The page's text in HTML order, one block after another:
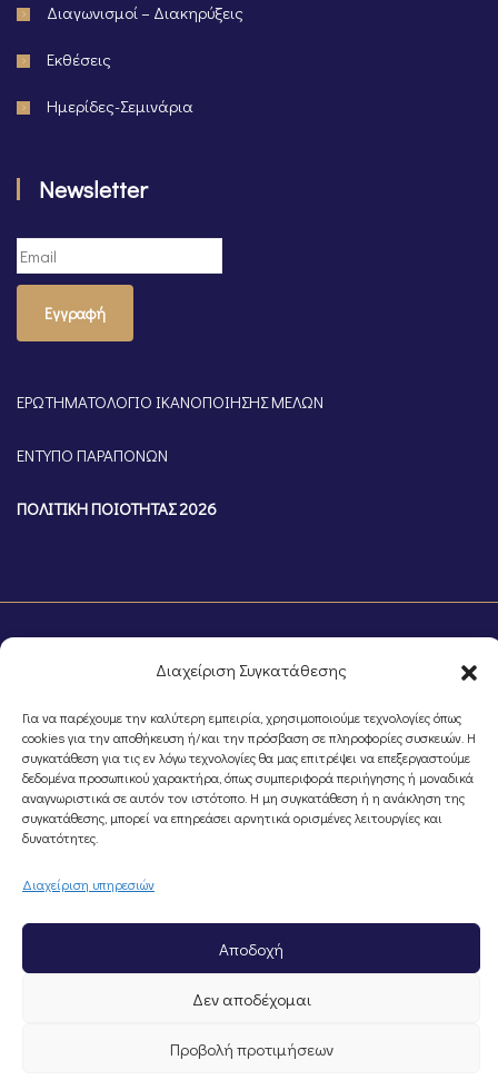
Διαχείριση Συγκατάθεσης
Για να παρέχουμε την καλύτερη εμπειρία, χρησιμοποιούμε τεχνολογίες όπως
cookies για την αποθήκευση ή/και την πρόσβαση σε πληροφορίες συσκευών. Η
συγκατάθεση για τις εν λόγω τεχνολογίες θα μας επιτρέψει να επεξεργαστούμε
δεδομένα προσωπικού χαρακτήρα, όπως συμπεριφορά περιήγησης ή μοναδικά
αναγνωριστικά σε αυτόν τον ιστότοπο. Η μη συγκατάθεση ή η ανάκληση της
συγκατάθεσης, μπορεί να επηρεάσει αρνητικά ορισμένες λειτουργίες και
δυνατότητες.
Διαχείριση υπηρεσιών
Αποδοχή
Δεν αποδέχομαι
Προβολή προτιμήσεων
Διαγωνισμοί – Διακηρύξεις
Εκθέσεις
Ημερίδες-Σεμινάρια
Newsletter
Εγγραφή
ΕΡΩΤΗΜΑΤΟΛΟΓΙΟ ΙΚΑΝΟΠΟΙΗΣΗΣ ΜΕΛΩΝ
ΕΝΤΥΠΟ ΠΑΡΑΠΟΝΩΝ
ΠΟΛΙΤΙΚΗ ΠΟΙΟΤΗΤΑΣ 2026
©Portal Επιμελητηρίου Ημαθίας, Powered byKnowledge A.E.